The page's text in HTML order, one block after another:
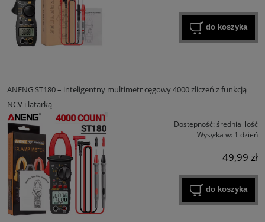
do koszyka
ANENG ST180 – inteligentny multimetr cęgowy 4000 zliczeń z funkcją
NCV i latarką
Dostępność: średnia ilość
Wysyłka w: 1 dzień
49,99 zł
do koszyka